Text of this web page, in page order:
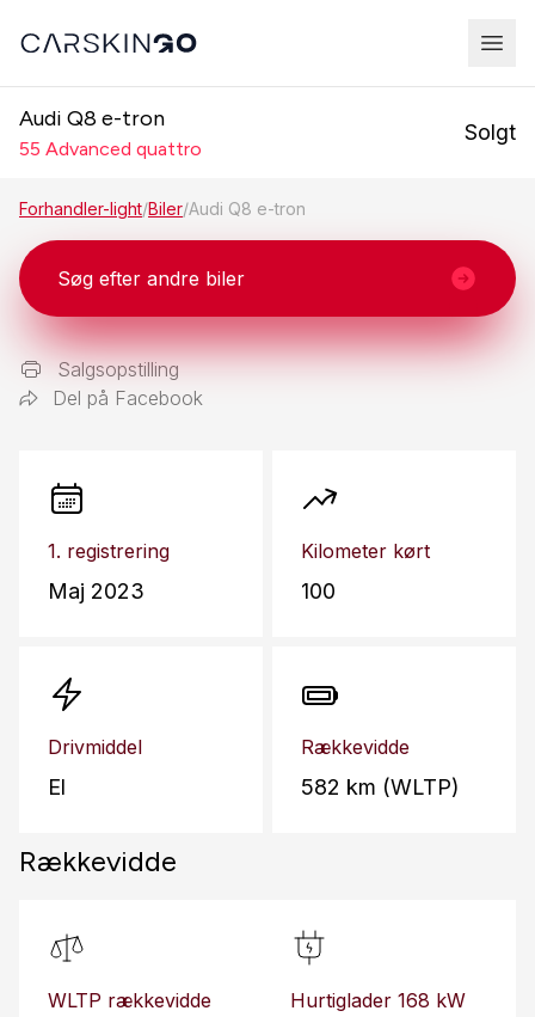
Audi Q8 e-tron
55 Advanced quattro
Solgt
Forhandler-light/Biler/Audi Q8 e-tron
Søg efter andre biler
Salgsopstilling
Del på Facebook
1. registrering
Maj 2023
Kilometer kørt
100
Drivmiddel
El
Rækkevidde
582 km (WLTP)
Rækkevidde
WLTP rækkevidde Hurtiglader 168 kW